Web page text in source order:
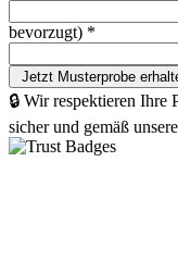
bevorzugt) *
🔒 Wir respektieren Ihre
sicher und gemäß